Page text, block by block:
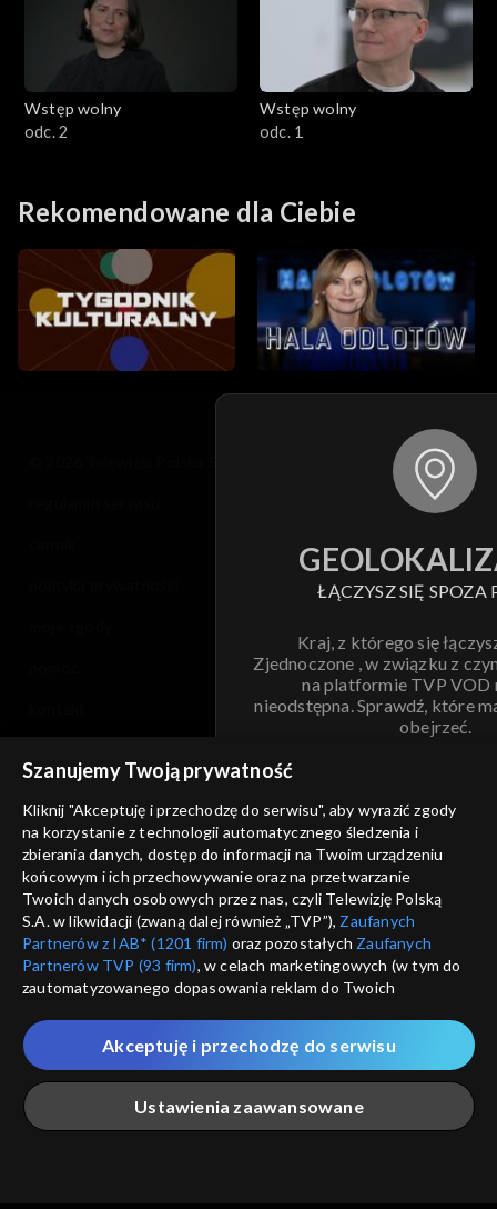
Wstęp wolny
odc. 2
Wstęp wolny
odc. 1
Rekomendowane dla Ciebie
ŁĄCZYSZ SIĘ SPOZA
Kraj, z którego się
Zjednoczone , w związku z
na platformie TVP VOD
nieodstępna. Sprawdź, które
obejrzeć.
ANULUJ
informacje o dostawcy usług
Szanujemy Twoją prywatność
Kliknij "Akceptuję i przechodzę do serwisu", aby wyrazić zgody
na korzystanie z technologii automatycznego śledzenia i
zbierania danych, dostęp do informacji na Twoim urządzeniu
końcowym i ich przechowywanie oraz na przetwarzanie
Twoich danych osobowych przez nas, czyli Telewizję Polską
S.A. w likwidacji (zwaną dalej również „TVP”), Zaufanych
Partnerów z IAB* (1201 firm) oraz pozostałych Zaufanych
Partnerów TVP (93 firm), w celach marketingowych (w tym do
zautomatyzowanego dopasowania reklam do Twoich
które wskazujemy poniżej, a także zgody na udostępnianie
przez nas identyfikatora PPID do Google.
Twoje dane osobowe zbierane podczas odwiedzania przez
Ciebie naszych
poszczególnych serwisówzwanych dalej
„Portalem”, w tym informacje zapisywane za pomocą
Ustawienia zaawansowane
Akceptuję i przechodzę do serwisu